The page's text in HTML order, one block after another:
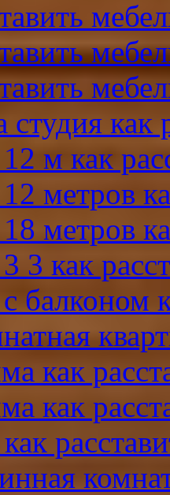
студия как
м как
метров
метров
3 как
балконом
как
как